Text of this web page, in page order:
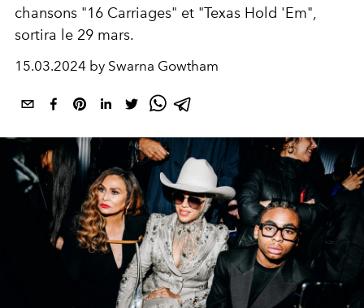
chansons "16 Carriages" et "Texas Hold 'Em",
sortira le 29 mars.
15.03.2024 by Swarna Gowtham